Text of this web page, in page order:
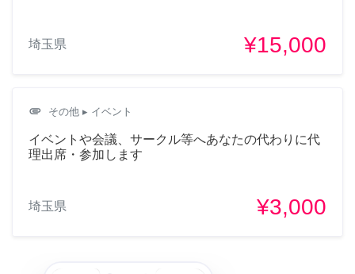
埼玉県 ¥15,000
attachment その他 ▸ イベント
イベントや会議、サークル等へあなたの代わりに代
理出席・参加します
埼玉県 ¥3,000